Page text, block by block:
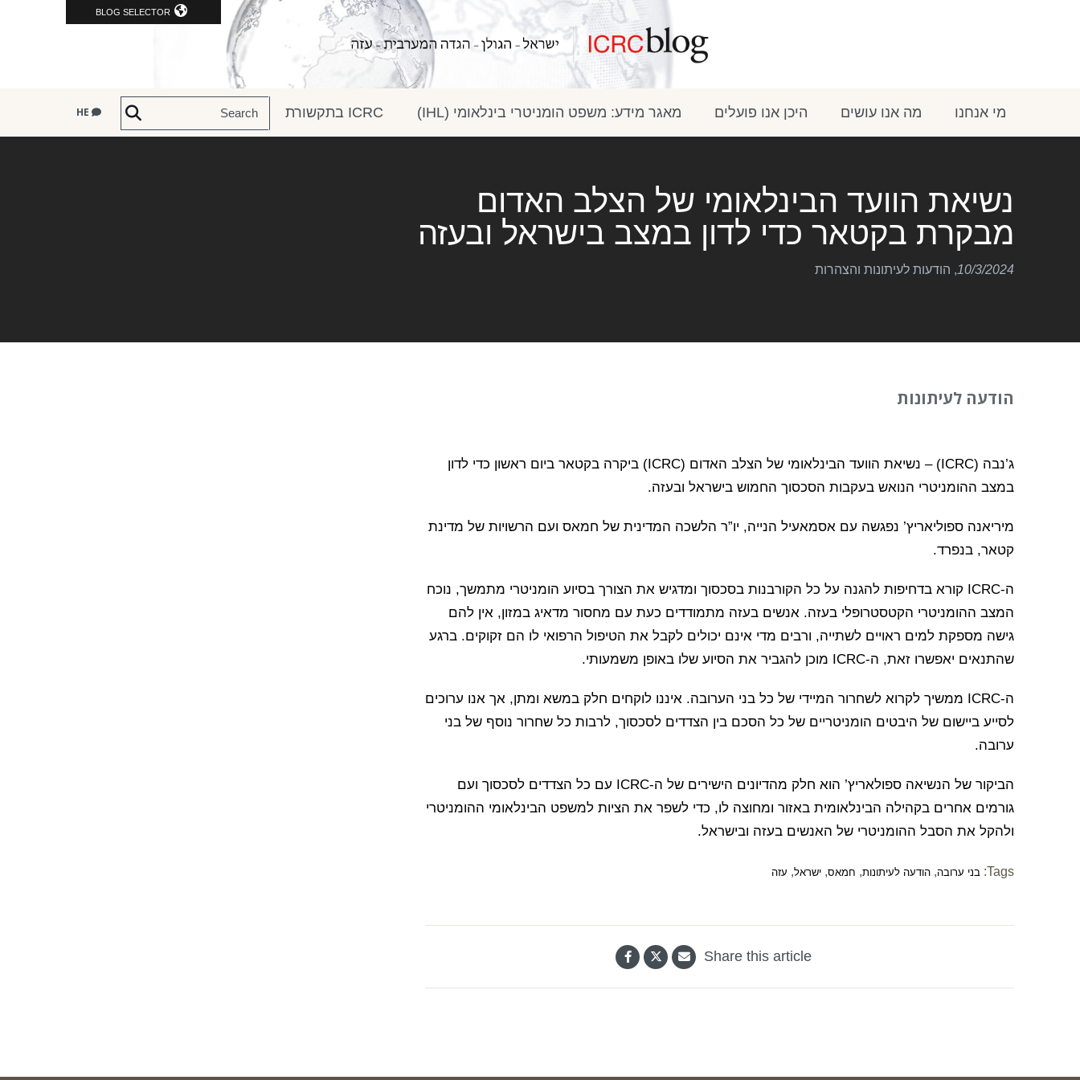
BLOG SELECTOR
מי אנחנו מה אנו עושים היכן אנו פועלים מאגר מידע: משפט הומניטרי בינלאומי (IHL) ICRC בתקשורת
נשיאת הוועד הבינלאומי של הצלב האדום
מבקרת בקטאר כדי לדון במצב בישראל ובעזה
10/3/2024
, הודעות לעיתונות והצהרות
הודעה לעיתונות
ג’נבה (ICRC) – נשיאת הוועד הבינלאומי של הצלב האדום (ICRC) ביקרה בקטאר ביום ראשון כדי לדון
במצב ההומניטרי הנואש בעקבות הסכסוך החמוש בישראל ובעזה.
מיריאנה ספוליאריץ’ נפגשה עם אסמאעיל הנייה, יו”ר הלשכה המדינית של חמאס ועם הרשויות של מדינת
קטאר, בנפרד.
ה-ICRC קורא בדחיפות להגנה על כל הקורבנות בסכסוך ומדגיש את הצורך בסיוע הומניטרי מתמשך, נוכח
המצב ההומניטרי הקטסטרופלי בעזה. אנשים בעזה מתמודדים כעת עם מחסור מדאיג במזון, אין להם
גישה מספקת למים ראויים לשתייה, ורבים מדי אינם יכולים לקבל את הטיפול הרפואי לו הם זקוקים. ברגע
שהתנאים יאפשרו זאת, ה-ICRC מוכן להגביר את הסיוע שלו באופן משמעותי.
ה-ICRC ממשיך לקרוא לשחרור המיידי של כל בני הערובה. איננו לוקחים חלק במשא ומתן, אך אנו ערוכים
לסייע ביישום של היבטים הומניטריים של כל הסכם בין הצדדים לסכסוך, לרבות כל שחרור נוסף של בני
ערובה.
הביקור של הנשיאה ספולאריץ’ הוא חלק מהדיונים הישירים של ה-ICRC עם כל הצדדים לסכסוך ועם
גורמים אחרים בקהילה הבינלאומית באזור ומחוצה לו, כדי לשפר את הציות למשפט הבינלאומי ההומניטרי
ולהקל את הסבל ההומניטרי של האנשים בעזה ובישראל.
Tags: בני ערובה, הודעה לעיתונות, חמאס, ישראל, עזה
Share this article